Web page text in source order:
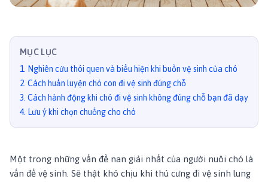
MỤC LỤC
1
Nghiên cứu thói quen và biểu hiện khi buồn vệ sinh của chó
2 Cách huấn luyện chó con đi vệ sinh đúng chỗ
3 Cách hành động khi chó đi vệ sinh không đúng chỗ bạn đã dạy
4. Lưu ý khi chọn chuồng cho chó
Một trong những vấn đề nan giải nhất của người nuôi chó là
vấn đề vệ sinh. Sẽ thật khó chịu khi thú cưng đi vệ sinh lung